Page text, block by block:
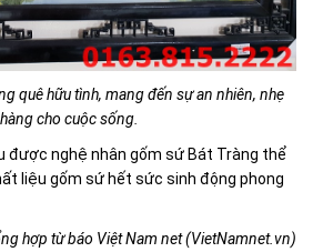
quê hữu tình, mang đến sự an nhiên, nhẹ
cho cuộc sống.
được nghệ nhân gốm sứ Bát Tràng thể
liệu gốm sứ hết sức sinh động phong
hợp từ báo Việt Nam net (VietNamnet.vn)